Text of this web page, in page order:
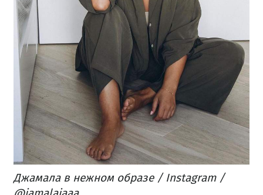
Джамала в нежном образе / Instagram /